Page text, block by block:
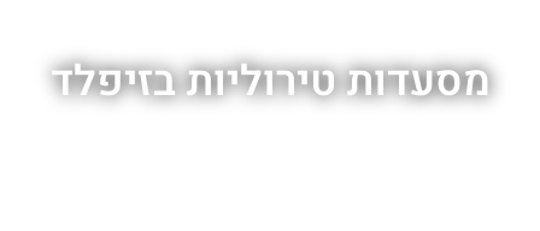
מסעדות טירוליות בזיפלד